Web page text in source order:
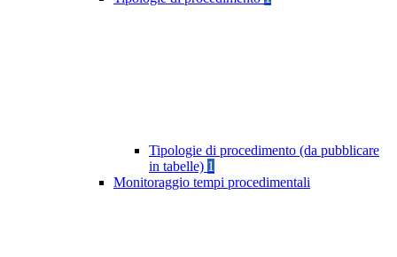
Tipologie di procedimento (da pubblicare
in tabelle) 1
Monitoraggio tempi procedimentali